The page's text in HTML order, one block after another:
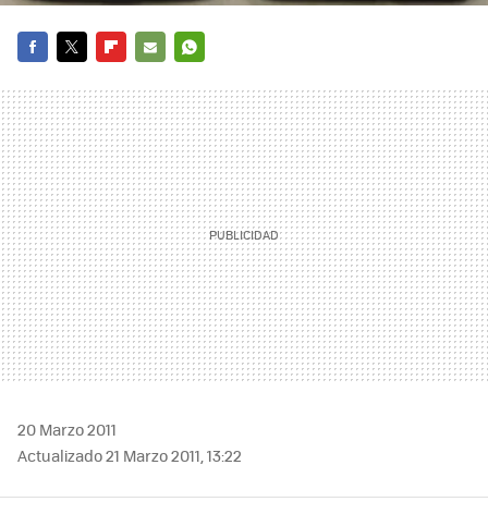
MAIL
20 Marzo 2011
Actualizado 21 Marzo 2011, 13:22